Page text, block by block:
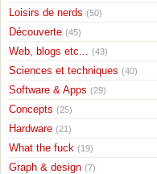
Loisirs de nerds (50)
Découverte (45)
Web, blogs etc... (43)
Sciences et techniques (40)
Software & Apps (29)
Concepts (25)
Hardware (21)
What the fuck (19)
Graph & design (7)